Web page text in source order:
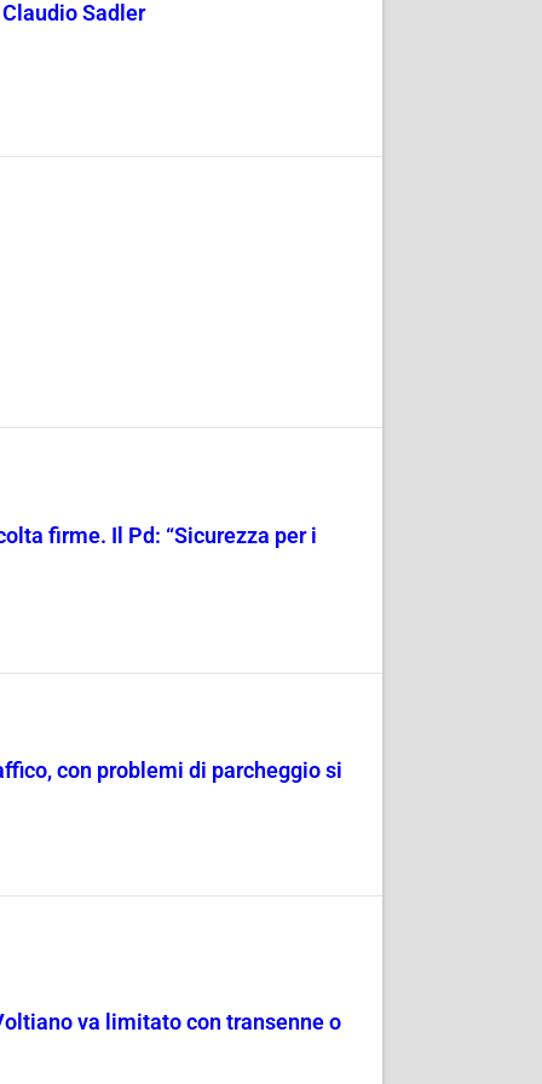
Sadler
firme. Il Pd: “Sicurezza per i
con problemi di parcheggio si
va limitato con transenne o